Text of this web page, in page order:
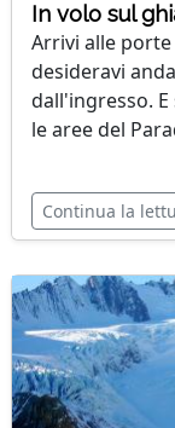
In volo sul
Arrivi alle
desideravi
dall'ingresso.
le aree del
Continua la